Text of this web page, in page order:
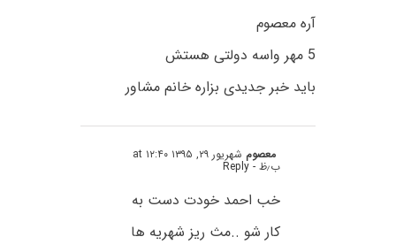
آره معصوم
5 مهر واسه دولتی هستش
باید خبر جدیدی بزاره خانم مشاور
معصوم شهریور ۲۹, ۱۳۹۵ at ۱۲:۴۰
ب٫ظ - Reply
خب احمد خودت دست به
کار شو ..مث ریز شهریه ها